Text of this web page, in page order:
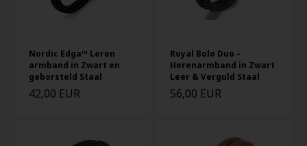
Nordic Edga™ Leren
armband in Zwart en
geborsteld Staal
42,00 EUR
Royal Bolo Duo –
Herenarmband in Zwart
Leer & Verguld Staal
56,00 EUR